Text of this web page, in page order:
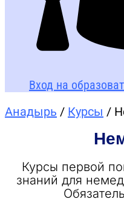
Вход на
Анадырь / Курсы /
Курсы первой
знаний для